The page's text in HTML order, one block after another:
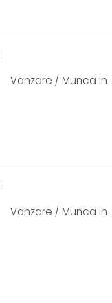
Vanzare / Munca in...
Vanzare / Munca in...